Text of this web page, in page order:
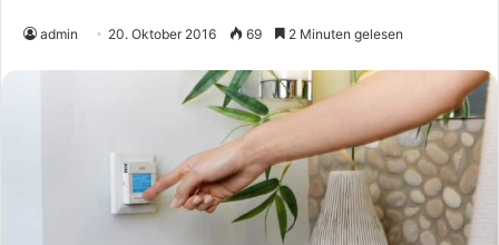
admin 20. Oktober 2016 69 2 Minuten gelesen